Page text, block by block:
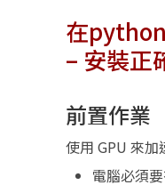
在
– 安裝正
前置作業
使用 GPU 來
電腦必須